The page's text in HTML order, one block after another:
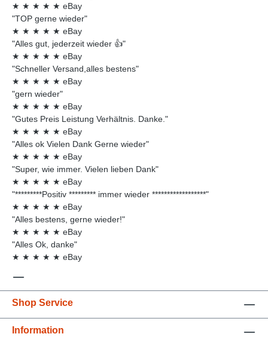
★ ★ ★ ★ ★ eBay
"TOP gerne wieder"
★ ★ ★ ★ ★ eBay
"Alles gut, jederzeit wieder 👍"
★ ★ ★ ★ ★ eBay
"Schneller Versand,alles bestens"
★ ★ ★ ★ ★ eBay
"gern wieder"
★ ★ ★ ★ ★ eBay
"Gutes Preis Leistung Verhältnis. Danke."
★ ★ ★ ★ ★ eBay
"Alles ok Vielen Dank Gerne wieder"
★ ★ ★ ★ ★ eBay
"Super, wie immer. Vielen lieben Dank"
★ ★ ★ ★ ★ eBay
"*********Positiv ********* immer wieder ******************"
★ ★ ★ ★ ★ eBay
"Alles bestens, gerne wieder!"
★ ★ ★ ★ ★ eBay
"Alles Ok, danke"
★ ★ ★ ★ ★ eBay
Shop Service
Information